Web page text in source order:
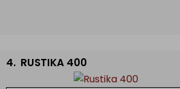
4. RUSTIKA 400